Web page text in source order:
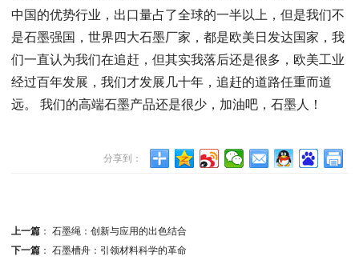
中国的优势行业，出口量占了全球的一半以上，但是我们不
是石墨强国，世界四大石墨厂家，都是欧美日发达国家，我
们一直认为我们在追赶，但其实我落后还是很多，欧美工业
经过百年发展，我们才发展几十年，追赶的道路任重而道
远。 我们的高端石墨产品还是很少，加油吧，石墨人！
分享到：
上一篇： 石墨绳：创新与应用的出色结合
下一篇： 石墨槽舟：引领材料科学的革命